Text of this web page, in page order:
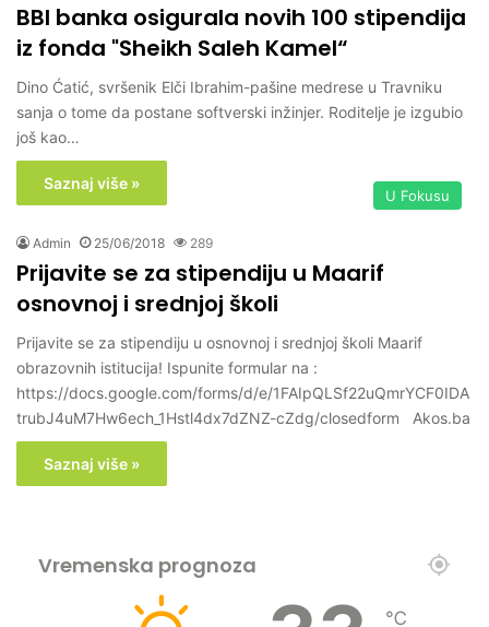
BBI banka osigurala novih 100 stipendija
iz fonda "Sheikh Saleh Kamel“
Dino Ćatić, svršenik Elči Ibrahim-pašine medrese u Travniku
sanja o tome da postane softverski inžinjer. Roditelje je izgubio
još kao…
Saznaj više »
U Fokusu
Admin 25/06/2018 289
Prijavite se za stipendiju u Maarif
osnovnoj i srednjoj školi
Prijavite se za stipendiju u osnovnoj i srednjoj školi Maarif
obrazovnih istitucija! Ispunite formular na :
https://docs.google.com/forms/d/e/1FAIpQLSf22uQmrYCF0IDA
trubJ4uM7Hw6ech_1Hstl4dx7dZNZ-cZdg/closedform Akos.ba
Saznaj više »
Vremenska prognoza
℃